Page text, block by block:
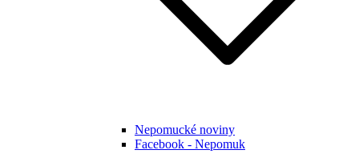
Nepomucké noviny
Facebook - Nepomuk